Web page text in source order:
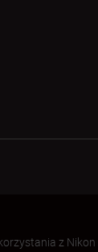
z Nikon